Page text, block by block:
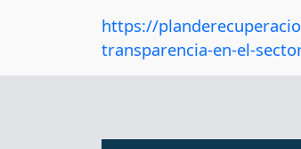
https://
transparencia-en-el-